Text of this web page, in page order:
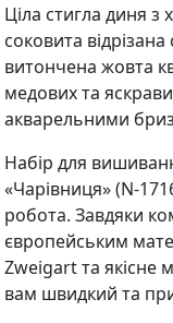
Ціла стигла диня
соковита
витончена жовта
медових та
акварельними
Набір для
«Чарівниця» (N-
робота. Завдяки
європейським
Zweigart та якісне
вам швидкий та